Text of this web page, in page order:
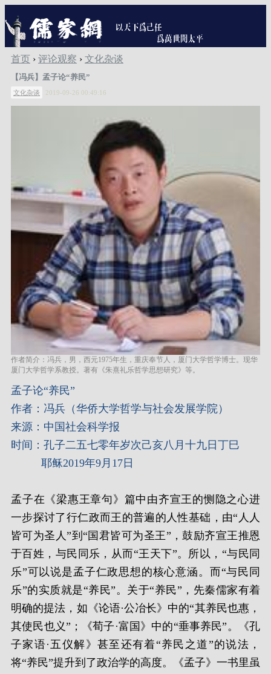
首页 › 评论观察 › 文化杂谈
【冯兵】孟子论“养民”
文化杂谈 2019-09-26 00:49:16
作者简介：冯兵，男，西元1975年生，重庆奉节人，厦门大学哲学博士。现华
厦门大学哲学系教授。著有《朱熹礼乐哲学思想研究》等。
孟子论“养民”
作者：冯兵（华侨大学哲学与社会发展学院）
来源：中国社会科学报
时间：孔子二五七零年岁次己亥八月十九日丁巳
耶稣2019年9月17日
孟子在《梁惠王章句》篇中由齐宣王的恻隐之心进
一步探讨了行仁政而王的普遍的人性基础，由“人人
皆可为圣人”到“国君皆可为圣王”，鼓励齐宣王推恩
于百姓，与民同乐，从而“王天下”。所以，“与民同
乐”可以说是孟子仁政思想的核心意涵。而“与民同
乐”的实质就是“养民”。关于“养民”，先秦儒家有着
明确的提法，如《论语·公冶长》中的“其养民也惠，
其使民也义”；《荀子·富国》中的“垂事养民”。《孔
子家语·五仪解》甚至还有着“养民之道”的说法，
将“养民”提升到了政治学的高度。《孟子》一书里虽